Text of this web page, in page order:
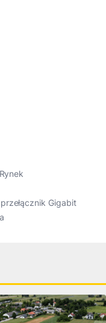
Rynek
Gigabit